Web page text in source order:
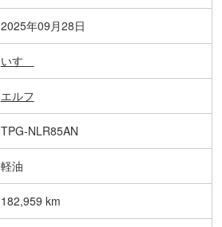
2025年09月28日
いすゞ
エルフ
TPG-NLR85AN
軽油
182,959 km